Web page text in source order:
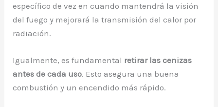
específico de vez en cuando mantendrá la visión
del fuego y mejorará la transmisión del calor por
radiación.
Igualmente, es fundamental retirar las cenizas
antes de cada uso. Esto asegura una buena
combustión y un encendido más rápido.